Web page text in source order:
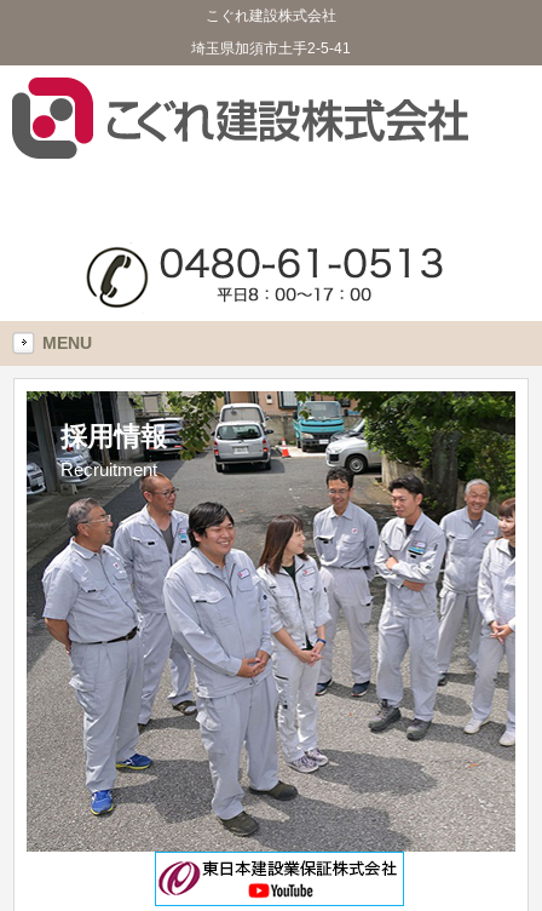
こぐれ建設株式会社
埼玉県加須市土手2-5-41
MENU
採用情報
Recruitment